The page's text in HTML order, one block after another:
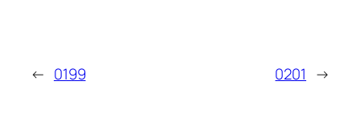
← 0199 0201 →